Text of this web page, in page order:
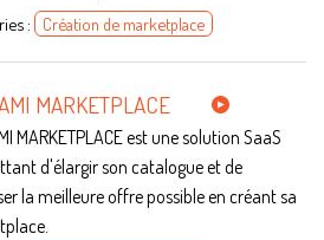
: Création de marketplace
MARKETPLACE
MARKETPLACE est une solution SaaS
d'élargir son catalogue et de
la meilleure offre possible en créant sa